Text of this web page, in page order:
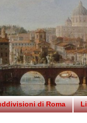
di Roma